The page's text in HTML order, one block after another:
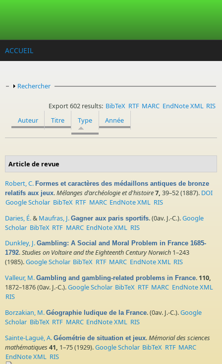
ACCUEIL
Afficher
Rechercher
Export 602 results: BibTeX RTF MARC EndNote XML RIS
Auteur
Titre Type Année
Article de revue
Robert, C. Formes et caractères des médaillons antiques de bronze
relatifs aux jeux.Mélanges d'archéologie et d'histoire7, 39–52 (1887). DOI
Google Scholar BibTeX RTF MARC EndNote XML RIS
Daries, É.& Maufras, J. Gagner aux paris sportifs. (0av. J.-C.).Google
Scholar BibTeX RTF MARC EndNote XML
RIS
Dunkley, J. Gambling: A Social and Moral Problem in France 1685-
1792.Studies on Voltaire and the Eighteenth Century Norwich 1–243
(1985).Google Scholar BibTeX RTF MARC EndNote XML RIS
Valleur, M. Gambling and gambling-related problems in France. 110,
1872–1876 (0av. J.-C.).Google Scholar BibTeX RTF MARC EndNote XML
RIS
Borzakian, M. Géographie ludique de la France. (0av. J.-C.).Google
Scholar BibTeX RTF MARC EndNote XML RIS
Sainte-Laguë, A. Géométrie de situation et jeux.Mémorial des sciences
mathématiques 41, 1–75 (1929).Google Scholar BibTeX RTF MARC
EndNote XML RIS